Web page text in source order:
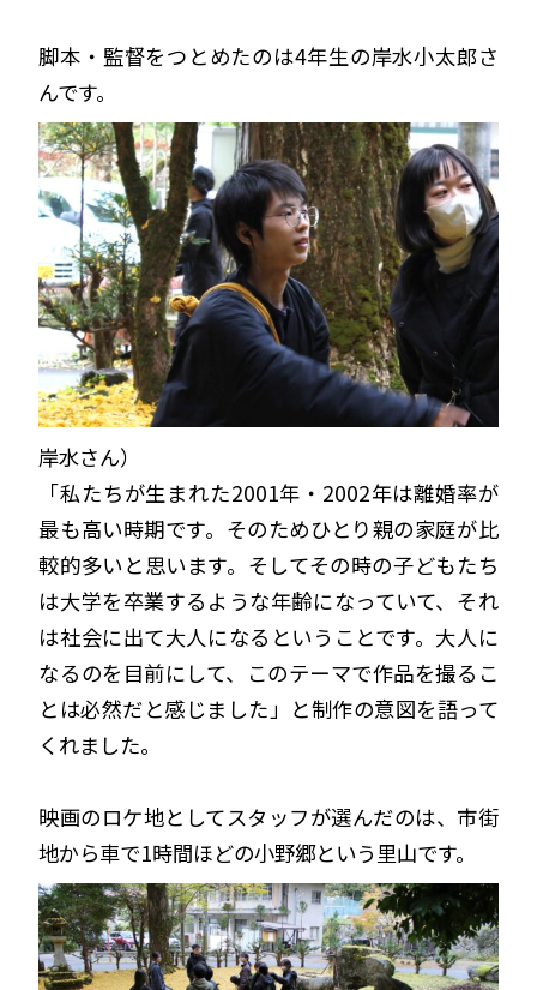
脚本・監督をつとめたのは4年生の岸水小太郎さ
んです。
岸水さん）
「私たちが生まれた2001年・2002年は離婚率が
最も高い時期です。そのためひとり親の家庭が比
較的多いと思います。そしてその時の子どもたち
は大学を卒業するような年齢になっていて、それ
は社会に出て大人になるということです。大人に
なるのを目前にして、このテーマで作品を撮るこ
とは必然だと感じました」と制作の意図を語って
くれました。
映画のロケ地としてスタッフが選んだのは、市街
地から車で1時間ほどの小野郷という里山です。